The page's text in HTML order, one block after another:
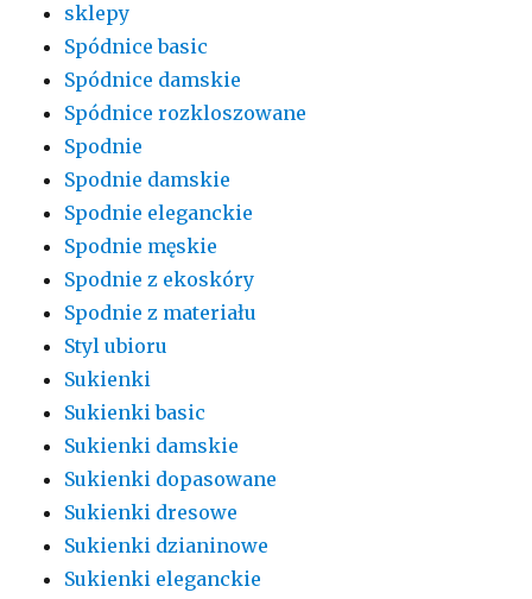
sklepy
Spódnice basic
Spódnice damskie
Spódnice rozkloszowane
Spodnie
Spodnie damskie
Spodnie eleganckie
Spodnie męskie
Spodnie z ekoskóry
Spodnie z materiału
Styl ubioru
Sukienki
Sukienki basic
Sukienki damskie
Sukienki dopasowane
Sukienki dresowe
Sukienki dzianinowe
Sukienki eleganckie